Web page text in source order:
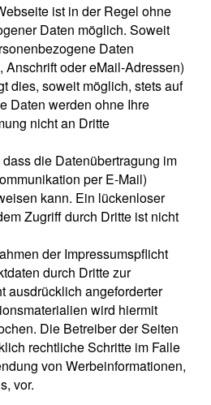
ist in der Regel ohne
Daten möglich. Soweit
Daten
oder eMail-Adressen)
dies, soweit möglich, stets auf
Daten werden ohne Ihre
nicht an Dritte
die Datenübertragung im
per E-Mail)
kann. Ein lückenloser
Zugriff durch Dritte ist nicht
der Impressumspflicht
durch Dritte zur
ausdrücklich angeforderter
wird hiermit
Die Betreiber der Seiten
rechtliche Schritte im Falle
von Werbeinformationen,
vor.